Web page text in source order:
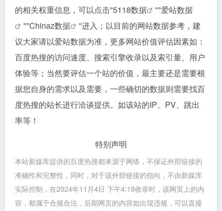
的相关权重信息，可以点击"5118数据 ""爱站数据
""Chinaz数据
"进入；以目前的网站数据参考，建
议大家请以爱站数据为准，更多网站价值评估因素如：
百度热搜的访问速度、搜索引擎收录以及索引量、用户
体验等；当然要评估一个站的价值，最主要还是需要根
据您自身的需求以及需要，一些确切的数据则需要找百
度热搜的站长进行洽谈提供。如该站的IP、PV、跳出
率等！
特别声明
本站新媒库提供的百度热搜都来源于网络，不保证外部链接的
准确性和完整性，同时，对于该外部链接的指向，不由新媒库
实际控制，在2024年11月4日 下午4:18收录时，该网页上的内
容，都属于合规合法，后期网页的内容如出现违规，可以直接